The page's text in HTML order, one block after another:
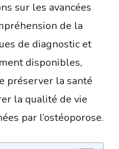
sur les avancées
de la
de diagnostic et
disponibles,
préserver la santé
la qualité de vie
par l’ostéoporose.